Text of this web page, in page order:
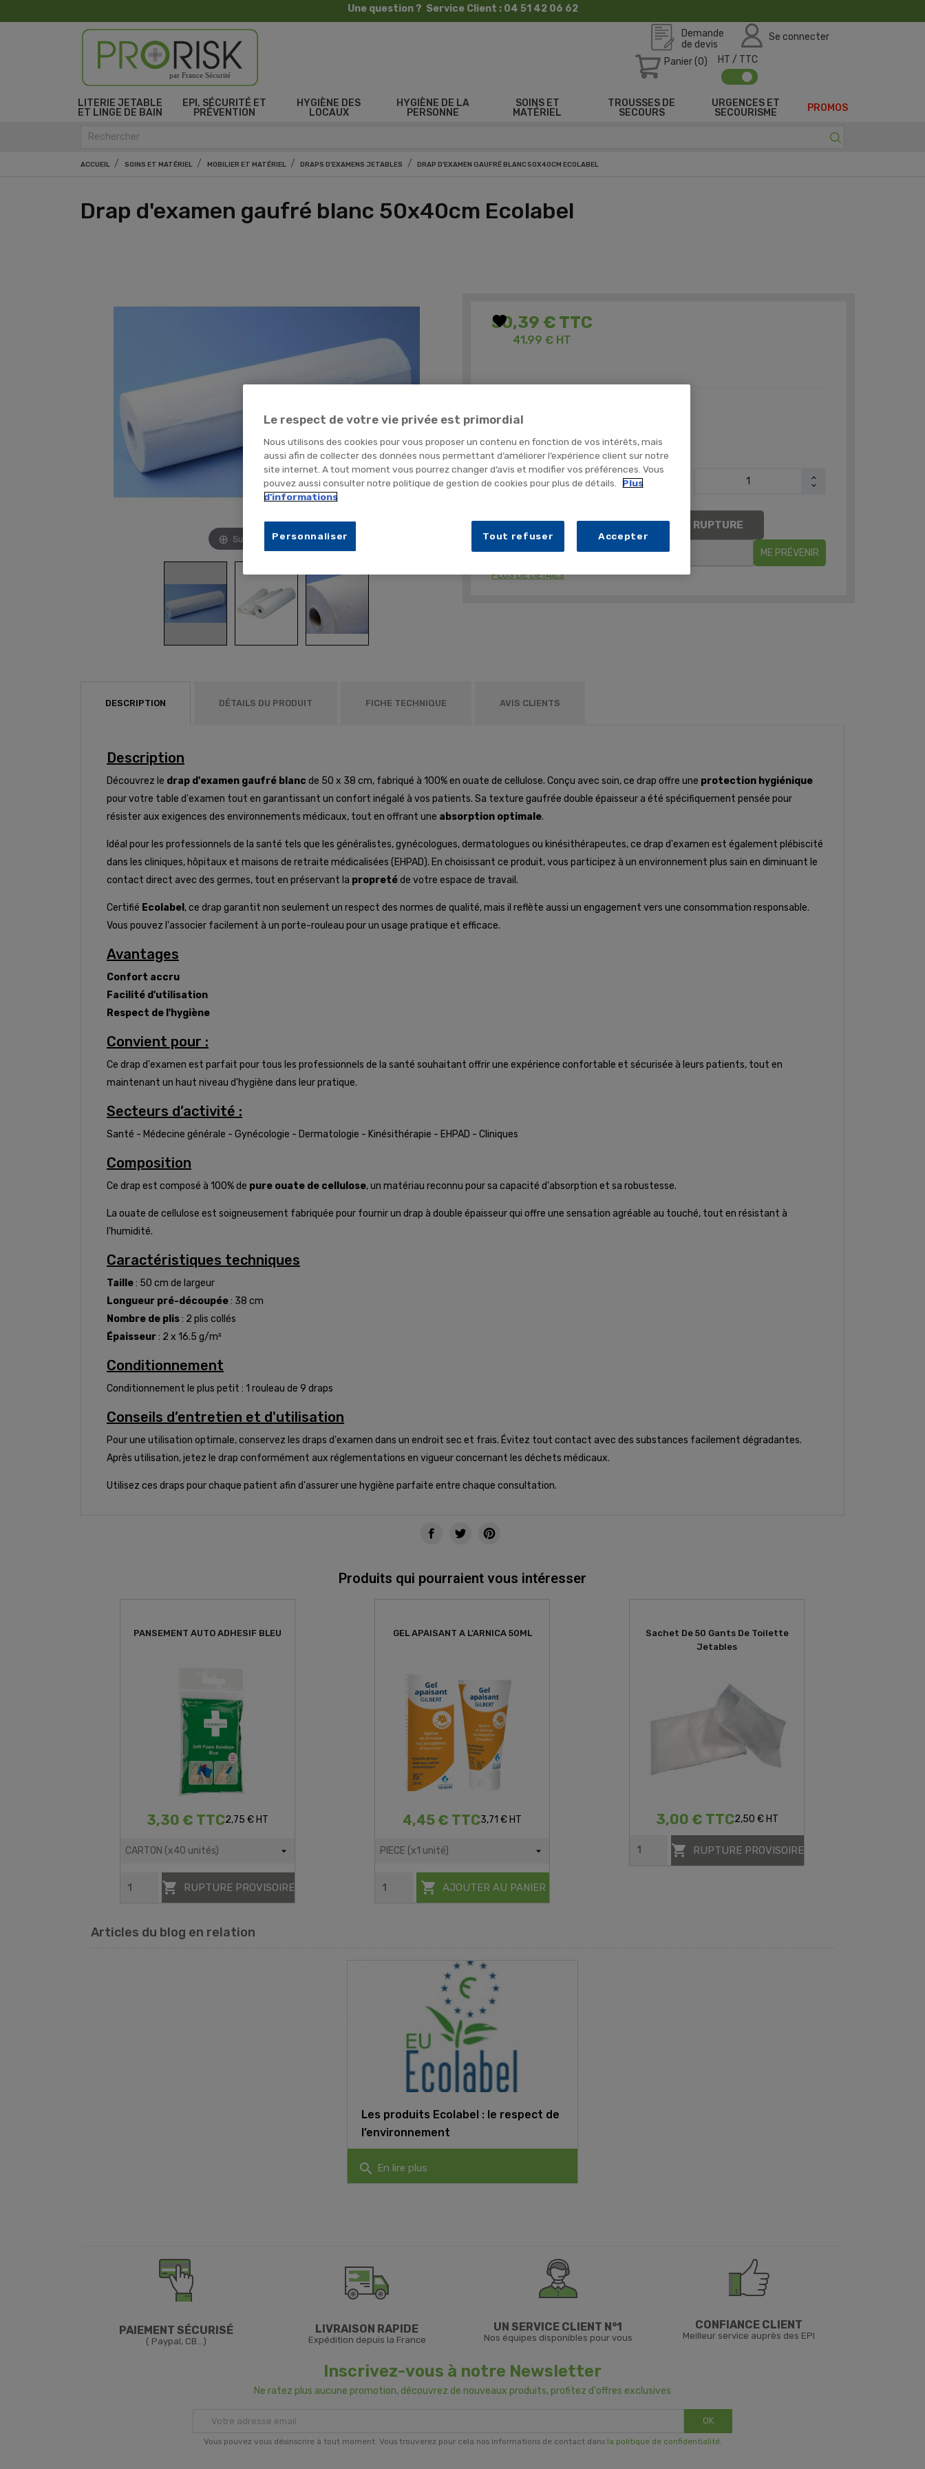
Une question ? Service Client : 04 51 42 06 62
par France Sécurité
Demande
de devis
Se connecter
Panier (0) HT / TTC
LITERIE JETABLE
ET LINGE DE BAIN
EPI, SÉCURITÉ ET
PRÉVENTION
HYGIÈNE DES
LOCAUX
HYGIÈNE DE LA
PERSONNE
SOINS ET
MATÉRIEL
TROUSSES DE
SECOURS
URGENCES ET
SECOURISME
PROMOS
ACCUEIL SOINS ET MATÉRIEL MOBILIER ET MATÉRIEL DRAPS D'EXAMENS JETABLES DRAP D'EXAMEN GAUFRÉ BLANC 50X40CM ECOLABEL
Drap d'examen gaufré blanc 50x40cm Ecolabel
Survolez pour zoomer
50,39 € TTC
41,99 € HT
favorite
Qualité supérieure pour un prix très attractif
Quantité
TEMPORAIREMENT EN RUPTURE
ME PRÉVENIR
PLUS DE DÉTAILS
DESCRIPTION DÉTAILS DU PRODUIT FICHE TECHNIQUE AVIS CLIENTS
Description
Découvrez le drap d'examen gaufré blanc de 50 x 38 cm, fabriqué à 100% en ouate de cellulose. Conçu avec soin, ce drap offre une protection hygiénique
pour votre table d'examen tout en garantissant un confort inégalé à vos patients. Sa texture gaufrée double épaisseur a été spécifiquement pensée pour
résister aux exigences des environnements médicaux, tout en offrant une absorption optimale.
Idéal pour les professionnels de la santé tels que les généralistes, gynécologues, dermatologues ou kinésithérapeutes, ce drap d'examen est également plébiscité
dans les cliniques, hôpitaux et maisons de retraite médicalisées (EHPAD). En choisissant ce produit, vous participez à un environnement plus sain en diminuant le
contact direct avec des germes, tout en préservant la propretéde votre espace de travail.
Certifié Ecolabel , ce drap garantit non seulement un respect des normes de qualité, mais il reflète aussi un engagement vers une consommation responsable.
Vous pouvez l'associer facilement à un porte-rouleau pour un usage pratique et efficace.
Avantages
Confort accru
Facilité d'utilisation
Respect de l'hygiène
Convient pour :
Ce drap d'examen est parfait pour tous les professionnels de la santé souhaitant offrir une expérience confortable et sécurisée à leurs patients, tout en
maintenant un haut niveau d'hygiène dans leur pratique.
Secteurs d’activité :
Santé - Médecine générale - Gynécologie - Dermatologie - Kinésithérapie - EHPAD - Cliniques
Composition
Ce drap est composé à 100% de pure ouate de cellulose, un matériau reconnu pour sa capacité d'absorption et sa robustesse.
La ouate de cellulose est soigneusement fabriquée pour fournir un drap à double épaisseur qui offre une sensation agréable au touché, tout en résistant à
l'humidité.
Caractéristiques techniques
Taille: 50 cm de largeur
Longueur pré-découpée: 38 cm
Nombre de plis: 2 plis collés
Épaisseur: 2 x 16.5 g/m²
Conditionnement
Conditionnement le plus petit : 1 rouleau de 9 draps
Conseils d’entretien et d'utilisation
Pour une utilisation optimale, conservez les draps d'examen dans un endroit sec et frais. Évitez tout contact avec des substances facilement dégradantes.
Après utilisation, jetez le drap conformément aux réglementations en vigueur concernant les déchets médicaux.
Utilisez ces draps pour chaque patient afin d'assurer une hygiène parfaite entre chaque consultation.
Produits qui pourraient vous intéresser
PANSEMENT AUTO ADHESIF BLEU
3,30 € TTC2,75 € HT
 RUPTURE PROVISOIRE
GEL APAISANT A L'ARNICA 50ML
4,45 € TTC3,71 € HT
 AJOUTER AU PANIER
Sachet De 50 Gants De Toilette
Jetables
3,00 € TTC2,50 € HT
 RUPTURE PROVISOIRE
Articles du blog en relation
Les produits Ecolabel : le respect de
l’environnement
search En lire plus
PAIEMENT SÉCURISÉ
( Paypal, CB...)
LIVRAISON RAPIDE
Expédition depuis la France
UN SERVICE CLIENT N°1
Nos équipes disponibles pour vous
CONFIANCE CLIENT
Meilleur service auprès des EPI
Inscrivez-vous à notre Newsletter
Ne ratez plus aucune promotion, découvrez de nouveaux produits, profitez d'offres exclusives
OK
Vous pouvez vous désinscrire à tout moment. Vous trouverez pour cela nos informations de contact dans la politique de confidentialité.
Le respect de votre vie privée est primordial
Nous utilisons des cookies pour vous proposer un contenu en fonction de vos intérêts, mais
aussi afin de collecter des données nous permettant d’améliorer l’expérience client sur notre
site internet. A tout moment vous pourrez changer d’avis et modifier vos préférences. Vous
pouvez aussi consulter notre politique de gestion de cookies pour plus de détails.
Plus
d'informations
Personnaliser Tout refuser Accepter